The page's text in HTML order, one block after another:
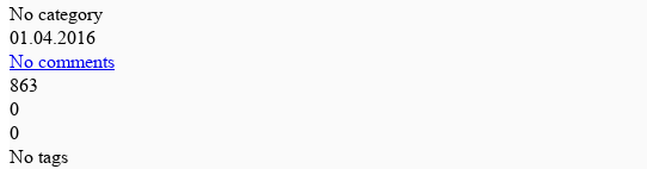
No category
01.04.2016
No comments
863
0
0
No tags